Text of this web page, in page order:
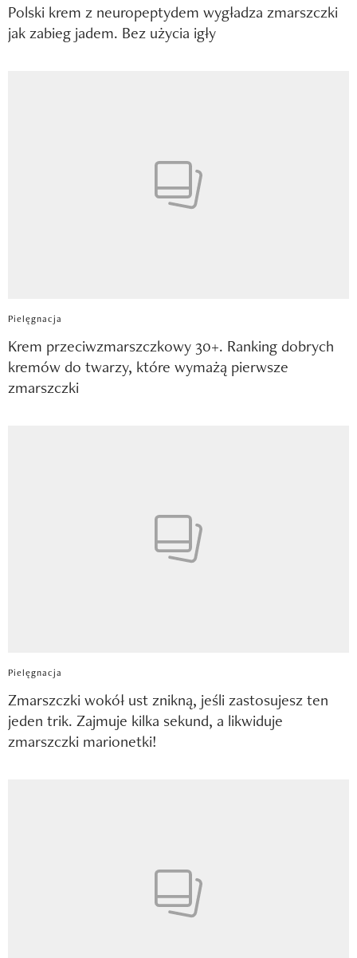
Polski krem z neuropeptydem wygładza zmarszczki
jak zabieg jadem. Bez użycia igły
Pielęgnacja
Krem przeciwzmarszczkowy 30+. Ranking dobrych
kremów do twarzy, które wymażą pierwsze
zmarszczki
Pielęgnacja
Zmarszczki wokół ust znikną, jeśli zastosujesz ten
jeden trik. Zajmuje kilka sekund, a likwiduje
zmarszczki marionetki!